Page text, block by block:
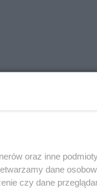
oraz inne
dane
czy dane